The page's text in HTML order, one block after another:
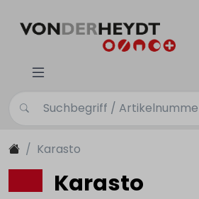
Karasto
Karasto